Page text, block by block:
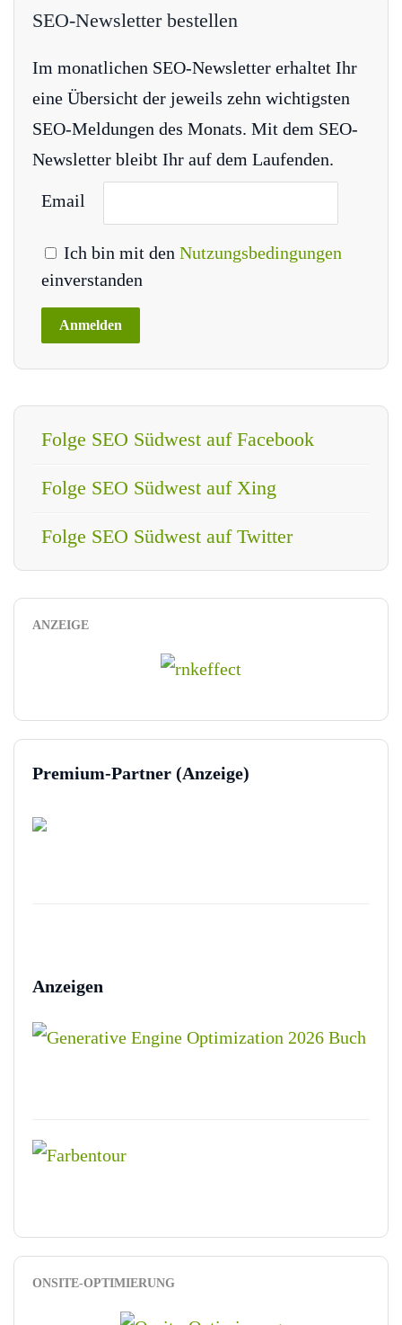
SEO-Newsletter bestellen
Im monatlichen SEO-Newsletter erhaltet Ihr
eine Übersicht der jeweils zehn wichtigsten
SEO-Meldungen des Monats. Mit dem SEO-
Newsletter bleibt Ihr auf dem Laufenden.
Email
Ich bin mit den Nutzungsbedingungen
einverstanden
Folge SEO Südwest auf Facebook
Folge SEO Südwest auf Xing
Folge SEO Südwest auf Twitter
ANZEIGE
Premium-Partner (Anzeige)
Anzeigen
ONSITE-OPTIMIERUNG